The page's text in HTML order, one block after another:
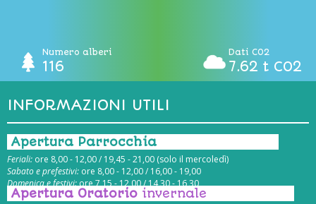
Numero alberi
116
Dati CO2
7.62 t CO2
INFORMAZIONI UTILI
Apertura Parrocchia
Feriali: ore 8,00 - 12,00 / 19,45 - 21,00 (solo il mercoledì)
Sabato e prefestivi: ore 8,00 - 12,00 / 16,00 - 19,00
Domenica e festivi:ore 7,15 - 12,00 / 14,30 - 16,30
Apertura Oratorio invernale